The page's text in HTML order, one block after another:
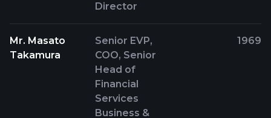
Director
Mr. Masato
Takamura
Senior EVP,
COO, Senior
Head of
Financial
Services
Business &
1969